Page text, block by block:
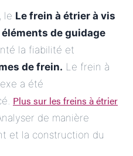
le Le frein à étrier à vis
de guidage
la fiabilité et
de frein. Le frein à
a été
Plus sur les freins à étrier
de manière
et la construction du